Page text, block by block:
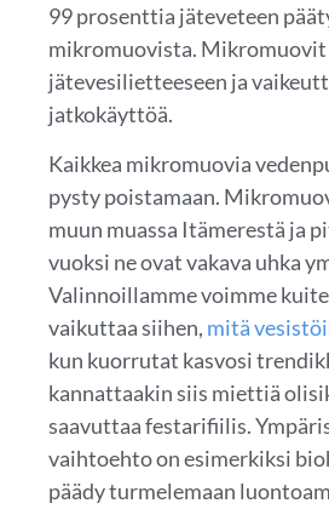
99 prosenttia jäteveteen
mikromuovista.
jätevesilietteeseen ja
jatkokäyttöä.
Kaikkea mikromuovia
pysty poistamaan.
muun muassa Itämerestä ja
vuoksi ne ovat vakava uhka
Valinnoillamme voimme
vaikuttaa siihen, mitä
kun kuorrutat kasvosi
kannattaakin siis miettiä
saavuttaa festarifiilis.
vaihtoehto on esimerkiksi
päädy turmelemaan